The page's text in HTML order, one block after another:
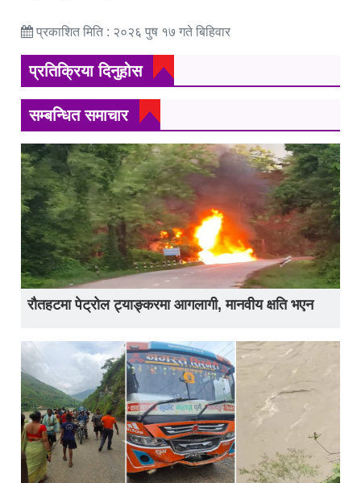
प्रकाशित मिति : २०२६ पुष १७ गते बिहिवार
प्रतिक्रिया दिनुहोस
सम्बन्धित समाचार
रौतहटमा पेट्रोल ट्याङ्करमा आगलागी, मानवीय क्षति भएन